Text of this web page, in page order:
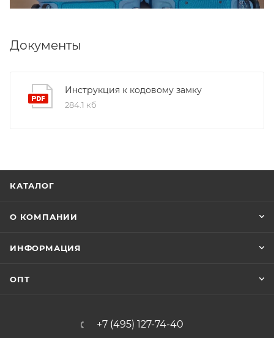
Документы
Инструкция к кодовому замку
284.1 кб
КАТАЛОГ
О КОМПАНИИ
ИНФОРМАЦИЯ
ОПТ
+7 (495) 127-74-40